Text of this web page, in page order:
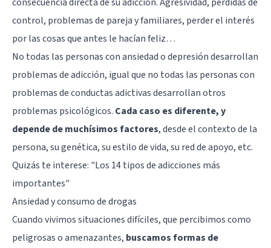
control, problemas de pareja y familiares, perder el interés
por las cosas que antes le hacían feliz…
No todas las personas con ansiedad o depresión desarrollan
problemas de adicción, igual que no todas las personas con
problemas de conductas adictivas desarrollan otros
problemas psicológicos. Cada caso es diferente, y
depende de muchísimos factores, desde el contexto de la
persona, su genética, su estilo de vida, su red de apoyo, etc.
Quizás te interese: "Los 14 tipos de adicciones más
importantes"
Ansiedad y consumo de drogas
Cuando vivimos situaciones difíciles, que percibimos como
peligrosas o amenazantes, buscamos formas de